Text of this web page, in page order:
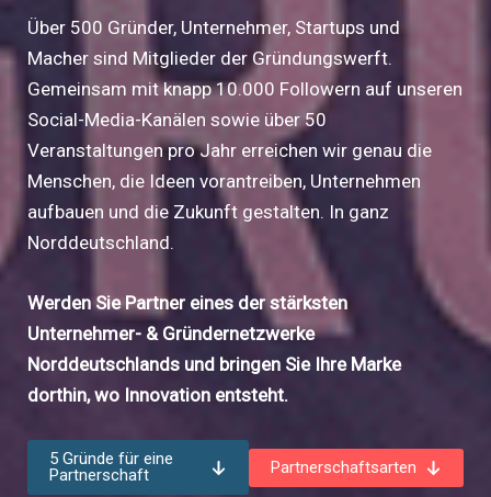
Über 500 Gründer, Unternehmer, Startups und
Macher sind Mitglieder der Gründungswerft.
Gemeinsam mit knapp 10.000 Followern auf unseren
Social-Media-Kanälen sowie über 50
Veranstaltungen pro Jahr erreichen wir genau die
Menschen, die Ideen vorantreiben, Unternehmen
aufbauen und die Zukunft gestalten. In ganz
Norddeutschland.
Werden Sie Partner eines der stärksten
Unternehmer- & Gründernetzwerke
Norddeutschlands und bringen Sie Ihre Marke
dorthin, wo Innovation entsteht.
5 Gründe für eine
Partnerschaft
Partnerschaftsarten